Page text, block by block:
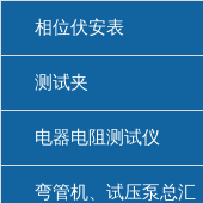
相位伏安表
测试夹
电器电阻测试仪
弯管机、试压泵总汇